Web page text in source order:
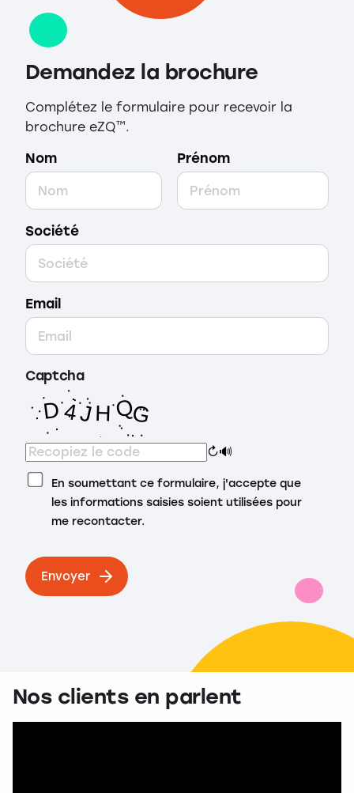
Demandez la brochure
Complétez le formulaire pour recevoir la
brochure eZQ™.
Nom Prénom
Société
Email
Captcha
↻🔊
En soumettant ce formulaire, j'accepte que
les informations saisies soient utilisées pour
me recontacter.
Envoyer
Nos clients en parlent